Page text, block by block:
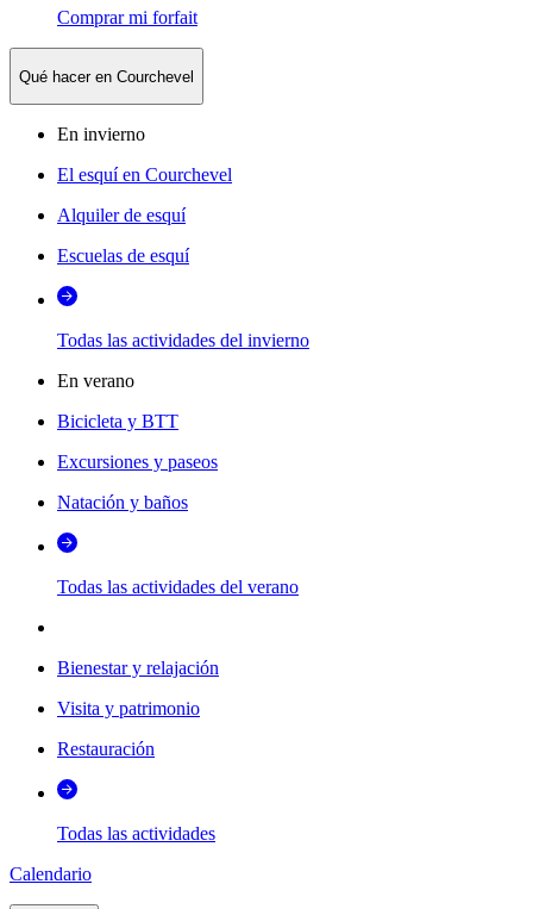
Comprar mi forfait
Qué hacer en Courchevel
En invierno
El esquí en Courchevel
Alquiler de esquí
Escuelas de esquí
Todas las actividades del invierno
En verano
Bicicleta y BTT
Excursiones y paseos
Natación y baños
Todas las actividades del verano
Bienestar y relajación
Visita y patrimonio
Restauración
Todas las actividades
Calendario